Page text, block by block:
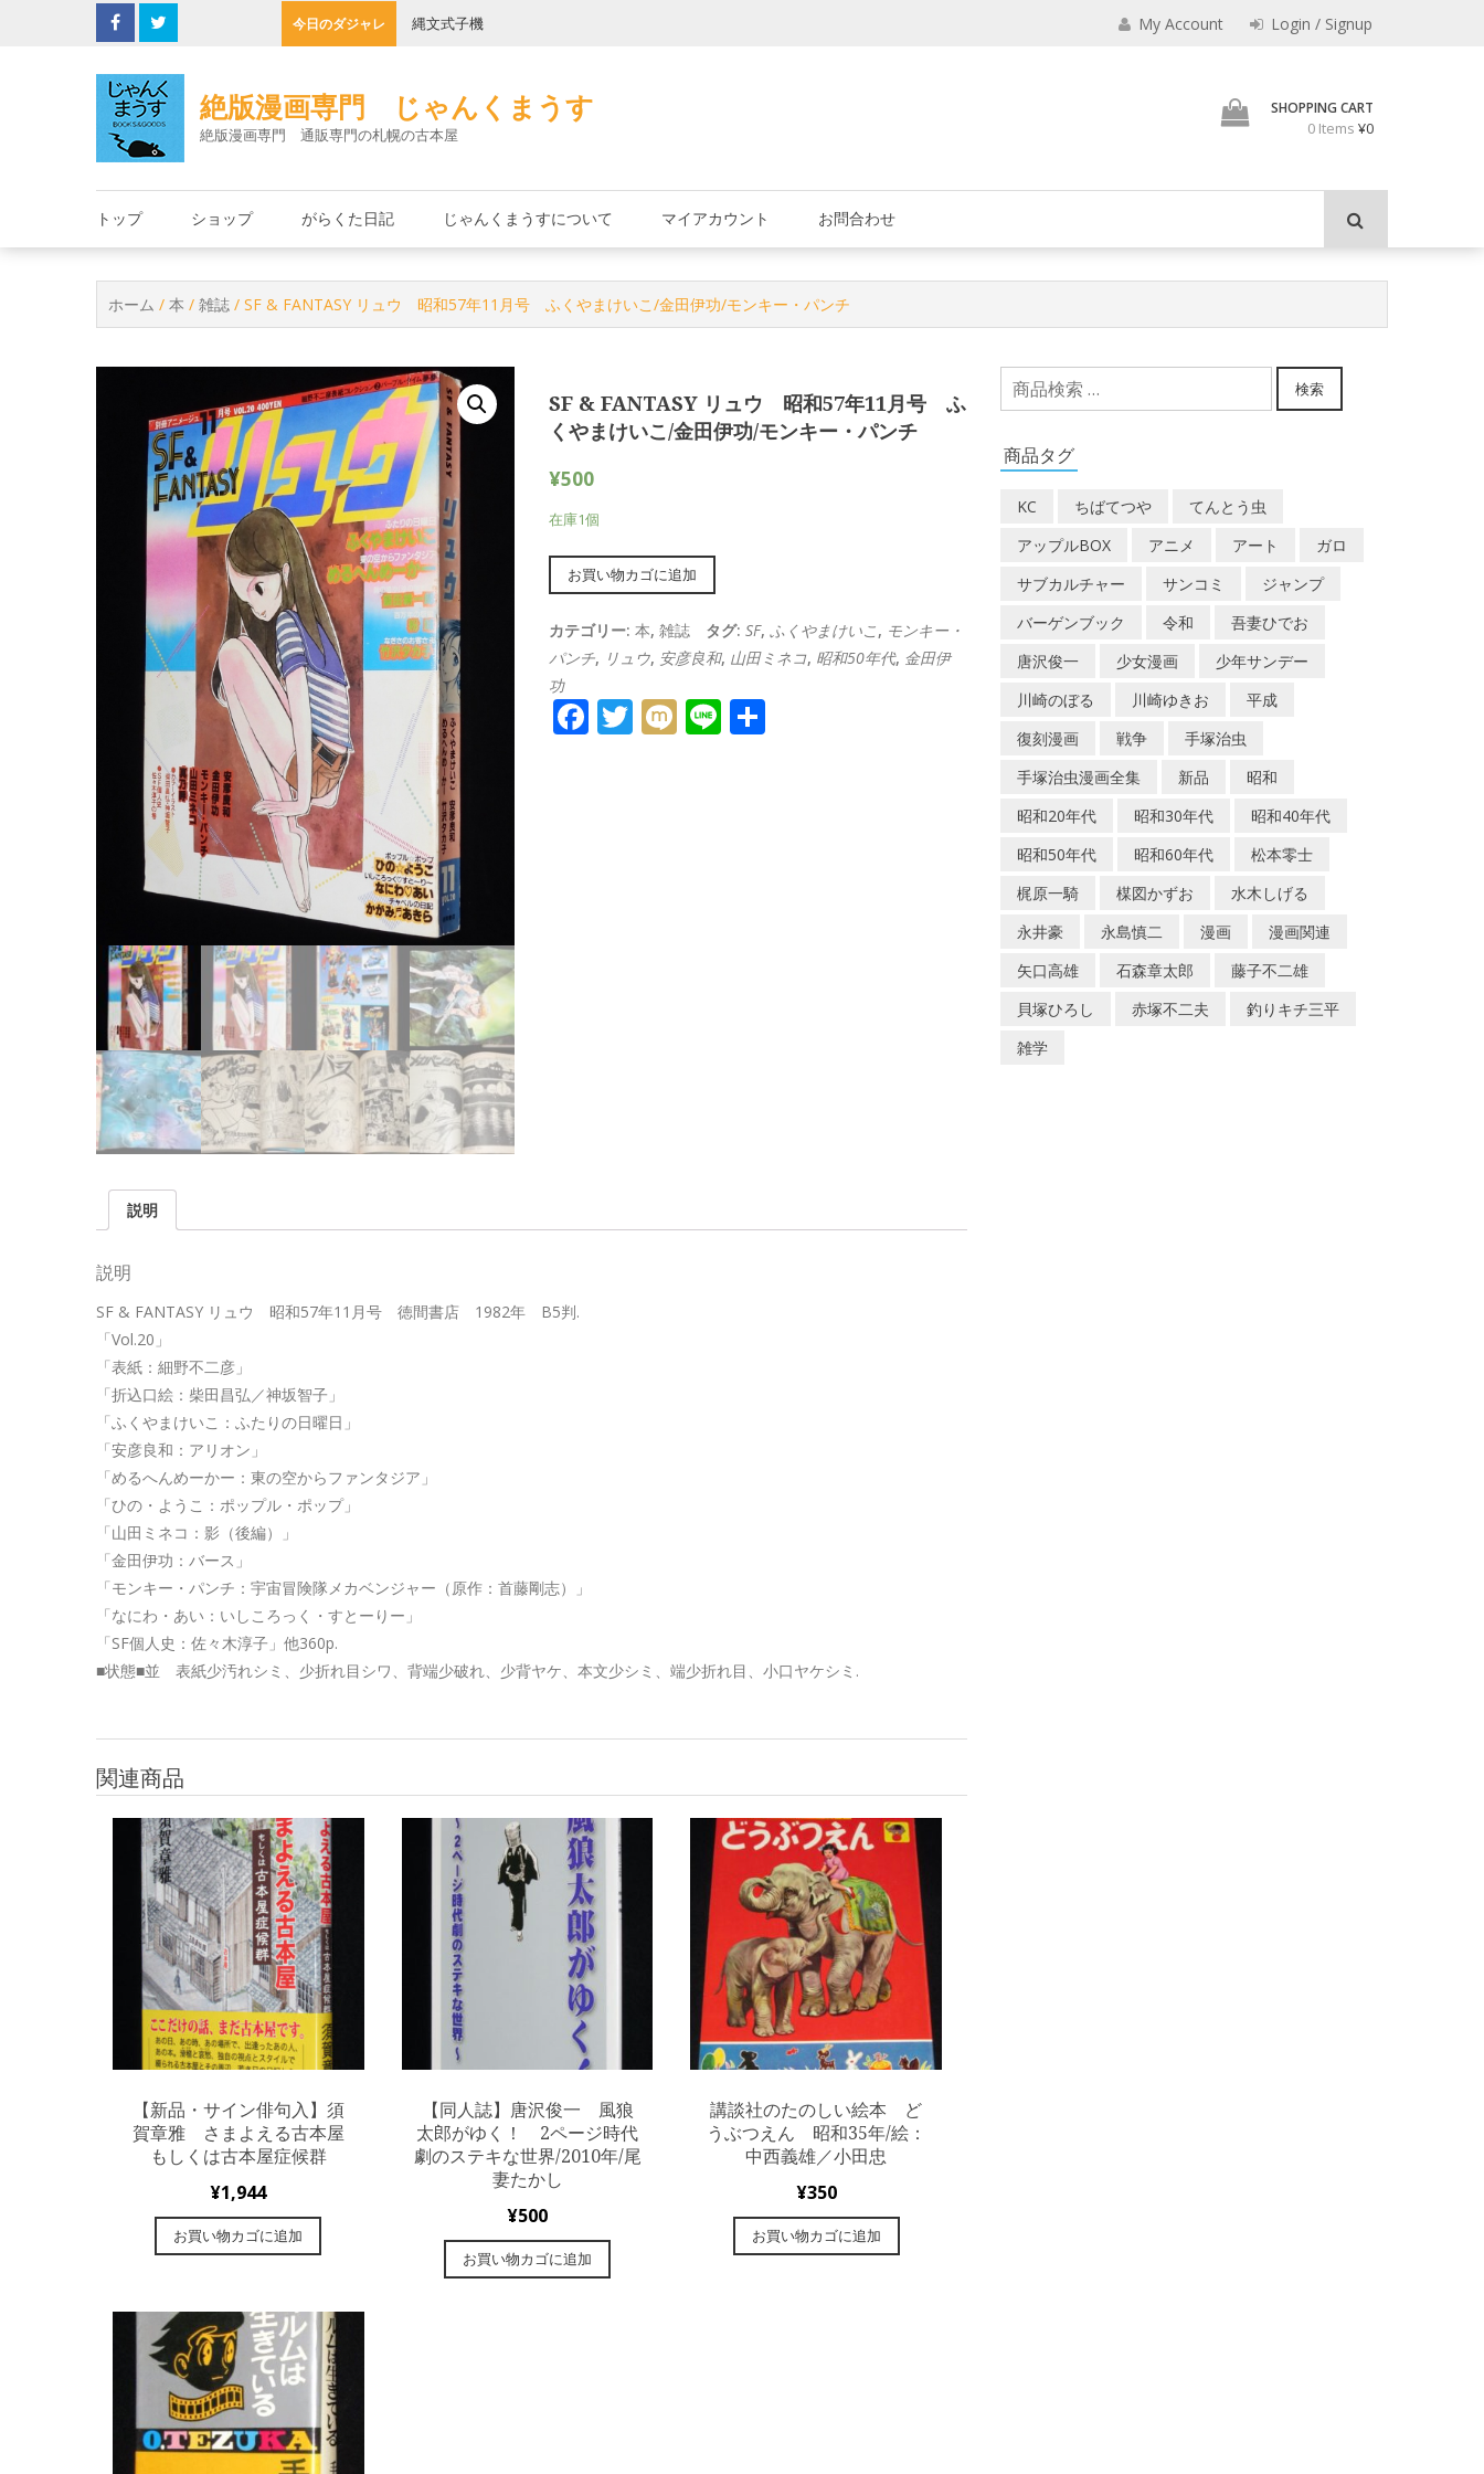
今日のダジャレ 縄文式子機 君とよくこの店でみの
My Account Login / Signup
絶版漫画専門 じゃんくまうす
絶版漫画専門 通販専門の札幌の古本屋
SHOPPING CART
0 Items ¥0
トップ ショップ がらくた日記 じゃんくまうすについて マイアカウント お問合わせ
ホーム / 本 / 雑誌 / SF & FANTASY リュウ 昭和57年11月号 ふくやまけいこ/金田伊功/モンキー・パンチ
SF & FANTASY リュウ 昭和57年11月号 ふ
くやまけいこ/金田伊功/モンキー・パンチ
¥500
在庫1個
お買い物カゴに追加
カテゴリー:本,雑誌 タグ:SF,ふくやまけいこ, モンキー・
パンチ, リュウ, 安彦良和, 山田ミネコ, 昭和50年代, 金田伊
功
Facebook
Twitter
MixiLine
説明
説明
SF & FANTASY リュウ 昭和57年11月号 徳間書店 1982年 B5判.
「Vol.20」
「表紙：細野不二彦」
「折込口絵：柴田昌弘／神坂智子」
「ふくやまけいこ：ふたりの日曜日」
「安彦良和：アリオン」
「めるへんめーかー：東の空からファンタジア」
「ひの・ようこ：ポップル・ポップ」
「山田ミネコ：影（後編）」
「金田伊功：バース」
「モンキー・パンチ：宇宙冒険隊メカベンジャー（原作：首藤剛志）」
「なにわ・あい：いしころっく・すとーりー」
「SF個人史：佐々木淳子」他360p.
■状態■並 表紙少汚れシミ、少折れ目シワ、背端少破れ、少背ヤケ、本文少シミ、端少折れ目、小口ヤケシミ.
関連商品
【新品・サイン俳句入】須
賀章雅 さまよえる古本屋
もしくは古本屋症候群
¥1,944
お買い物カゴに追加
【同人誌】唐沢俊一 風狼
太郎がゆく！ 2ページ時代
劇のステキな世界/2010年/尾
妻たかし
¥500
お買い物カゴに追加
講談社のたのしい絵本 ど
うぶつえん 昭和35年/絵：
中西義雄／小田忠
¥350
お買い物カゴに追加
検
索
象:
検索
商品タグ
KC ちばてつや
てんとう虫
アップルBOX
アニメ アート
ガロ
サブカルチャー
サンコミ
ジャンプ
バーゲンブック
令和
吾妻ひでお
唐沢俊一
少女漫画
少年サンデー
川崎のぼる
川崎ゆきお
平成
復刻漫画
戦争
手塚治虫
手塚治虫漫画全集
新品
昭和
昭和20年代
昭和30年代
昭和40年代
昭和50年代
昭和60年代
松本零士
梶原一騎
楳図かずお
水木しげる
永井豪
永島慎二 漫画
漫画関連
矢口高雄
石森章太郎
藤子不二雄
貝塚ひろし
赤塚不二夫
釣りキチ三平
雑学